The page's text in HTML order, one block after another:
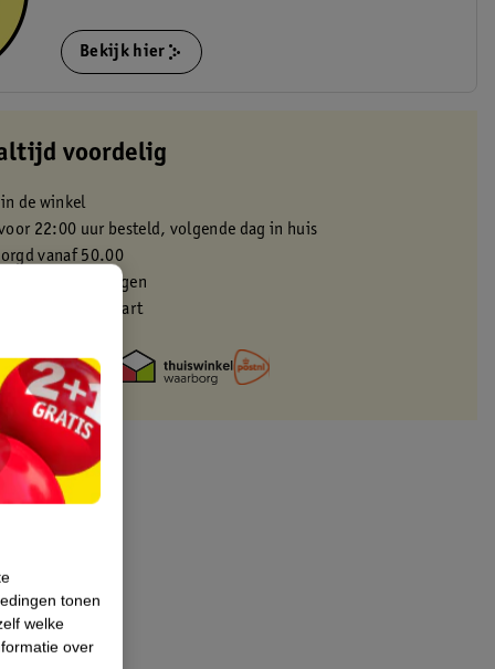
Bekijk hier
voordelig
de winkel
22:00 uur besteld, volgende dag in huis
vanaf 50.00
binnen 30 dagen
je Kruidvat kaart
tonen
welke
over